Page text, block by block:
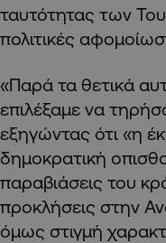
ταυτότητας των
πολιτικές
«Παρά τα θετικά
επιλέξαμε να
εξηγώντας ότι «η
δημοκρατική
παραβιάσεις του
προκλήσεις στην
όμως στιγμή